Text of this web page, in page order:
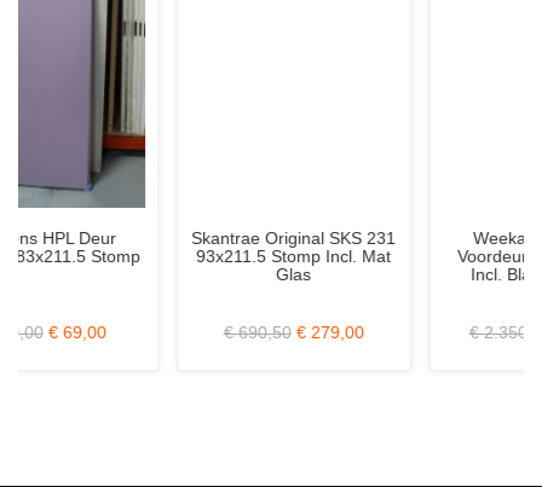
Skantrae Original SKS 231
93x211.5 Stomp Incl. Mat
€ 690,50
Weekamp WK1912
Voordeur 93x211.5 cm.
Incl. Blank Iso. Glas
€ 2.350,00 € 649,00